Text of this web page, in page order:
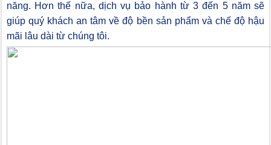
năng. Hơn thế nữa, dịch vụ bảo hành từ 3 đến 5 năm sẽ
giúp quý khách an tâm về độ bền sản phẩm và chế độ hậu
mãi lâu dài từ chúng tôi.